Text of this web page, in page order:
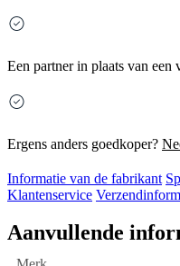
Een partner in plaats van een
Ergens anders goedkoper?
Informatie van de fabrikant
Klantenservice
Aanvullende